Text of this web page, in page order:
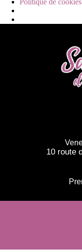
10 route